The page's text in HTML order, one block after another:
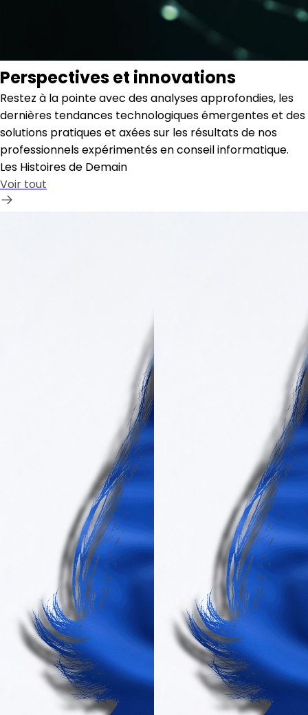
Perspectives et innovations
Restez à la pointe avec des analyses approfondies, les
dernières tendances technologiques émergentes et des
solutions pratiques et axées sur les résultats de nos
professionnels expérimentés en conseil informatique.
Les Histoires de Demain
Voir tout